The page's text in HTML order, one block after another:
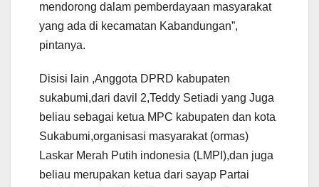
mendorong dalam pemberdayaan masyarakat
yang ada di kecamatan Kabandungan”,
pintanya.
Disisi lain ,Anggota DPRD kabupaten
sukabumi,dari davil 2,Teddy Setiadi yang Juga
beliau sebagai ketua MPC kabupaten dan kota
Sukabumi,organisasi masyarakat (ormas)
Laskar Merah Putih indonesia (LMPI),dan juga
beliau merupakan ketua dari sayap Partai